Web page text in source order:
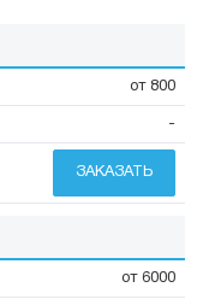
от 800
-
ЗАКАЗАТЬ
от 6000